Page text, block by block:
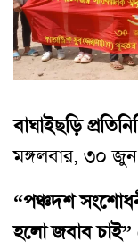
বাঘাইছড়ি
মঙ্গলবার, ৩০
“পঞ্চদশ
হলো জবাব চাই”